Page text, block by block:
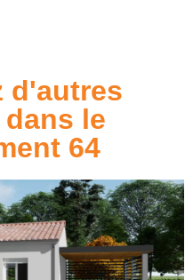
d'autres
le
64